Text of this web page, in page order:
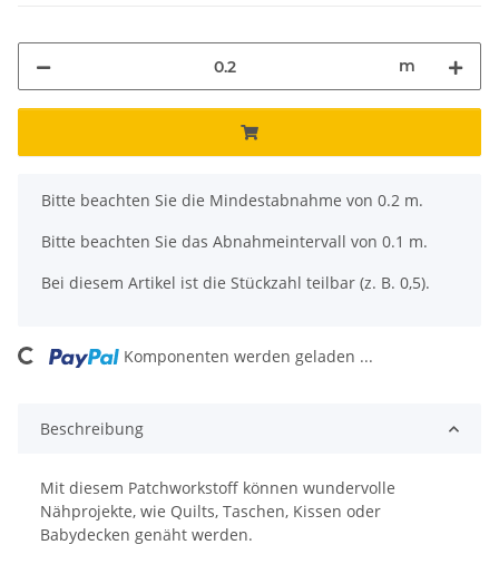
m
x
Bitte beachten Sie die Mindestabnahme von 0.2 m.
Bitte beachten Sie das Abnahmeintervall von 0.1 m.
Bei diesem Artikel ist die Stückzahl teilbar (z. B. 0,5).
Komponenten werden geladen ...
Beschreibung
Mit diesem Patchworkstoff können wundervolle
Nähprojekte, wie Quilts, Taschen, Kissen oder
Babydecken genäht werden.